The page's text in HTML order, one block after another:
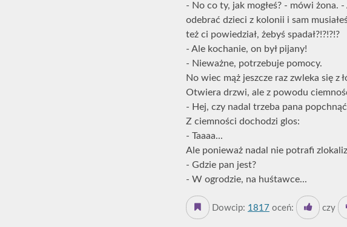
- No co ty, jak mogłeś? - mówi żona.
odebrać dzieci z kolonii i sam
też ci powiedział, żebyś spadał?!?!?!?
- Ale kochanie, on był pijany!
- Nieważne, potrzebuje pomocy.
No wiec mąż jeszcze raz zwleka się z
Otwiera drzwi, ale z powodu
- Hej, czy nadal trzeba pana
Z ciemności dochodzi glos:
- Taaaa...
Ale ponieważ nadal nie potrafi
- Gdzie pan jest?
- W ogrodzie, na huśtawce...
Dowcip: 1817 oceń: czy